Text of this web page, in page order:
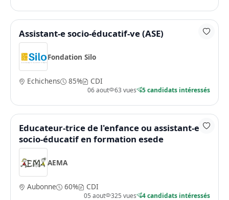
Assistant-e socio-éducatif-ve (ASE)
Fondation Silo
Echichens 85% CDI
06 aout 63 vues 5 candidats intéressés
Educateur-trice de l'enfance ou assistant-e
socio-éducatif en formation esede
AEMA
Aubonne 60% CDI
05 aout 325 vues 4 candidats intéressés